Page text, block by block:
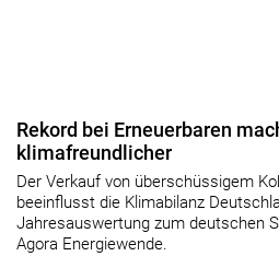
Rekord bei Erneuerbaren
klimafreundlicher
Der Verkauf von überschüssigem
beeinflusst die Klimabilanz
Jahresauswertung zum deutschen
Agora Energiewende.